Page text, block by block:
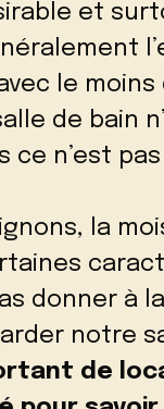
et
le
de bain
ce n’est
la
donner à
notre
de